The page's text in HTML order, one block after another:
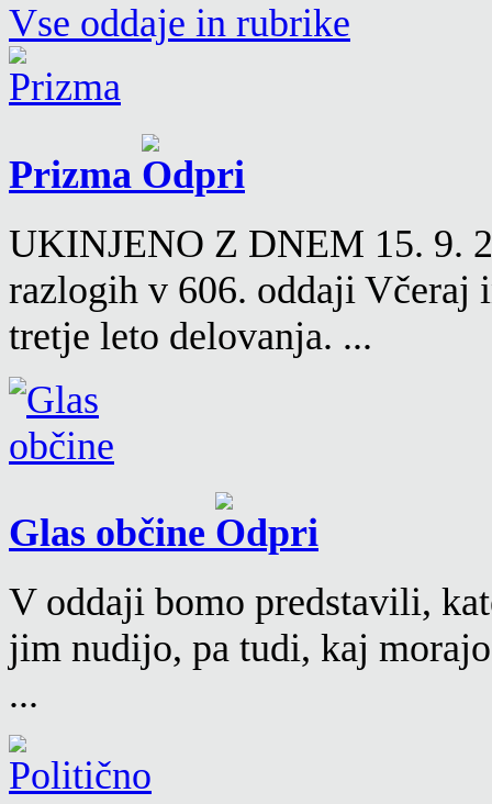
Vse oddaje in rubrike
Prizma
UKINJENO Z DNEM 15. 9.
razlogih v 606. oddaji Včeraj
tretje leto delovanja. ...
Glas občine
V oddaji bomo predstavili,
jim nudijo, pa tudi, kaj
...